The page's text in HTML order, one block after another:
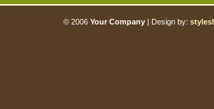
© 2006 Your Company | Design by: